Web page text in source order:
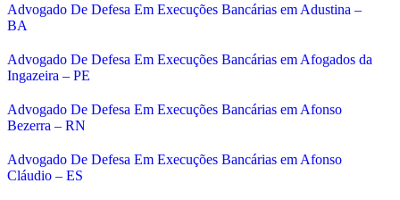
Advogado De Defesa Em Execuções Bancárias em Adustina –
BA
Advogado De Defesa Em Execuções Bancárias em Afogados da
Ingazeira – PE
Advogado De Defesa Em Execuções Bancárias em Afonso
Bezerra – RN
Advogado De Defesa Em Execuções Bancárias em Afonso
Cláudio – ES